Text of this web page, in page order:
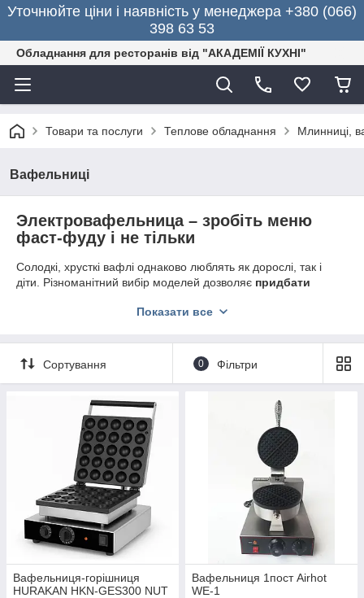
Уточнюйте ціни і наявність у менеджера +380 (066)
398 63 53
Обладнання для ресторанів від "АКАДЕМІЇ КУХНІ"
Товари та послуги Теплове обладнання Млинниці,
Вафельниці
Электровафельница – зробіть меню
фаст-фуду і не тільки
Солодкі, хрусткі вафлі однаково люблять як дорослі, так і
діти. Різноманітний вибір моделей дозволяє придбати
бельгійські вафлі, але і пампушки, корзиночную заготовку для
промисловому устаткуванню випікаються також несолодка
продукція для виготовлення конусної піци, корн-доги.
Показати все
Сортування 0 Фільтри
Вафельниця-горішниця
HURAKAN HKN-GES300 NUT
Вафельниця 1пост Airhot
WE-1